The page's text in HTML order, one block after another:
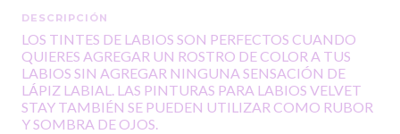
DESCRIPCIÓN
LOS TINTES DE LABIOS SON PERFECTOS CUANDO
QUIERES AGREGAR UN ROSTRO DE COLOR A TUS
LABIOS SIN AGREGAR NINGUNA SENSACIÓN DE
LÁPIZ LABIAL. LAS PINTURAS PARA LABIOS VELVET
STAY TAMBIÉN SE PUEDEN UTILIZAR COMO RUBOR
Y SOMBRA DE OJOS.